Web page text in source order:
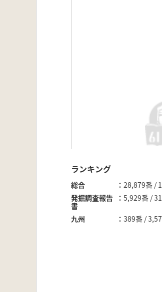
ランキング
総合
28,879番 /
発掘調査報告
書
5,929番 /
九州 389番 /